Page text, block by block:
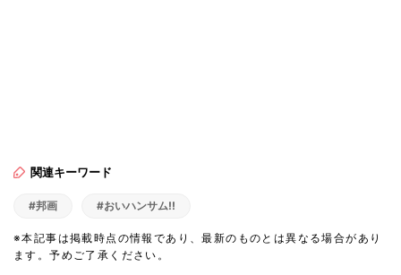
関連キーワード
#邦画 #おいハンサム!!
※本記事は掲載時点の情報であり、最新のものとは異なる場合があり
ます。予めご了承ください。